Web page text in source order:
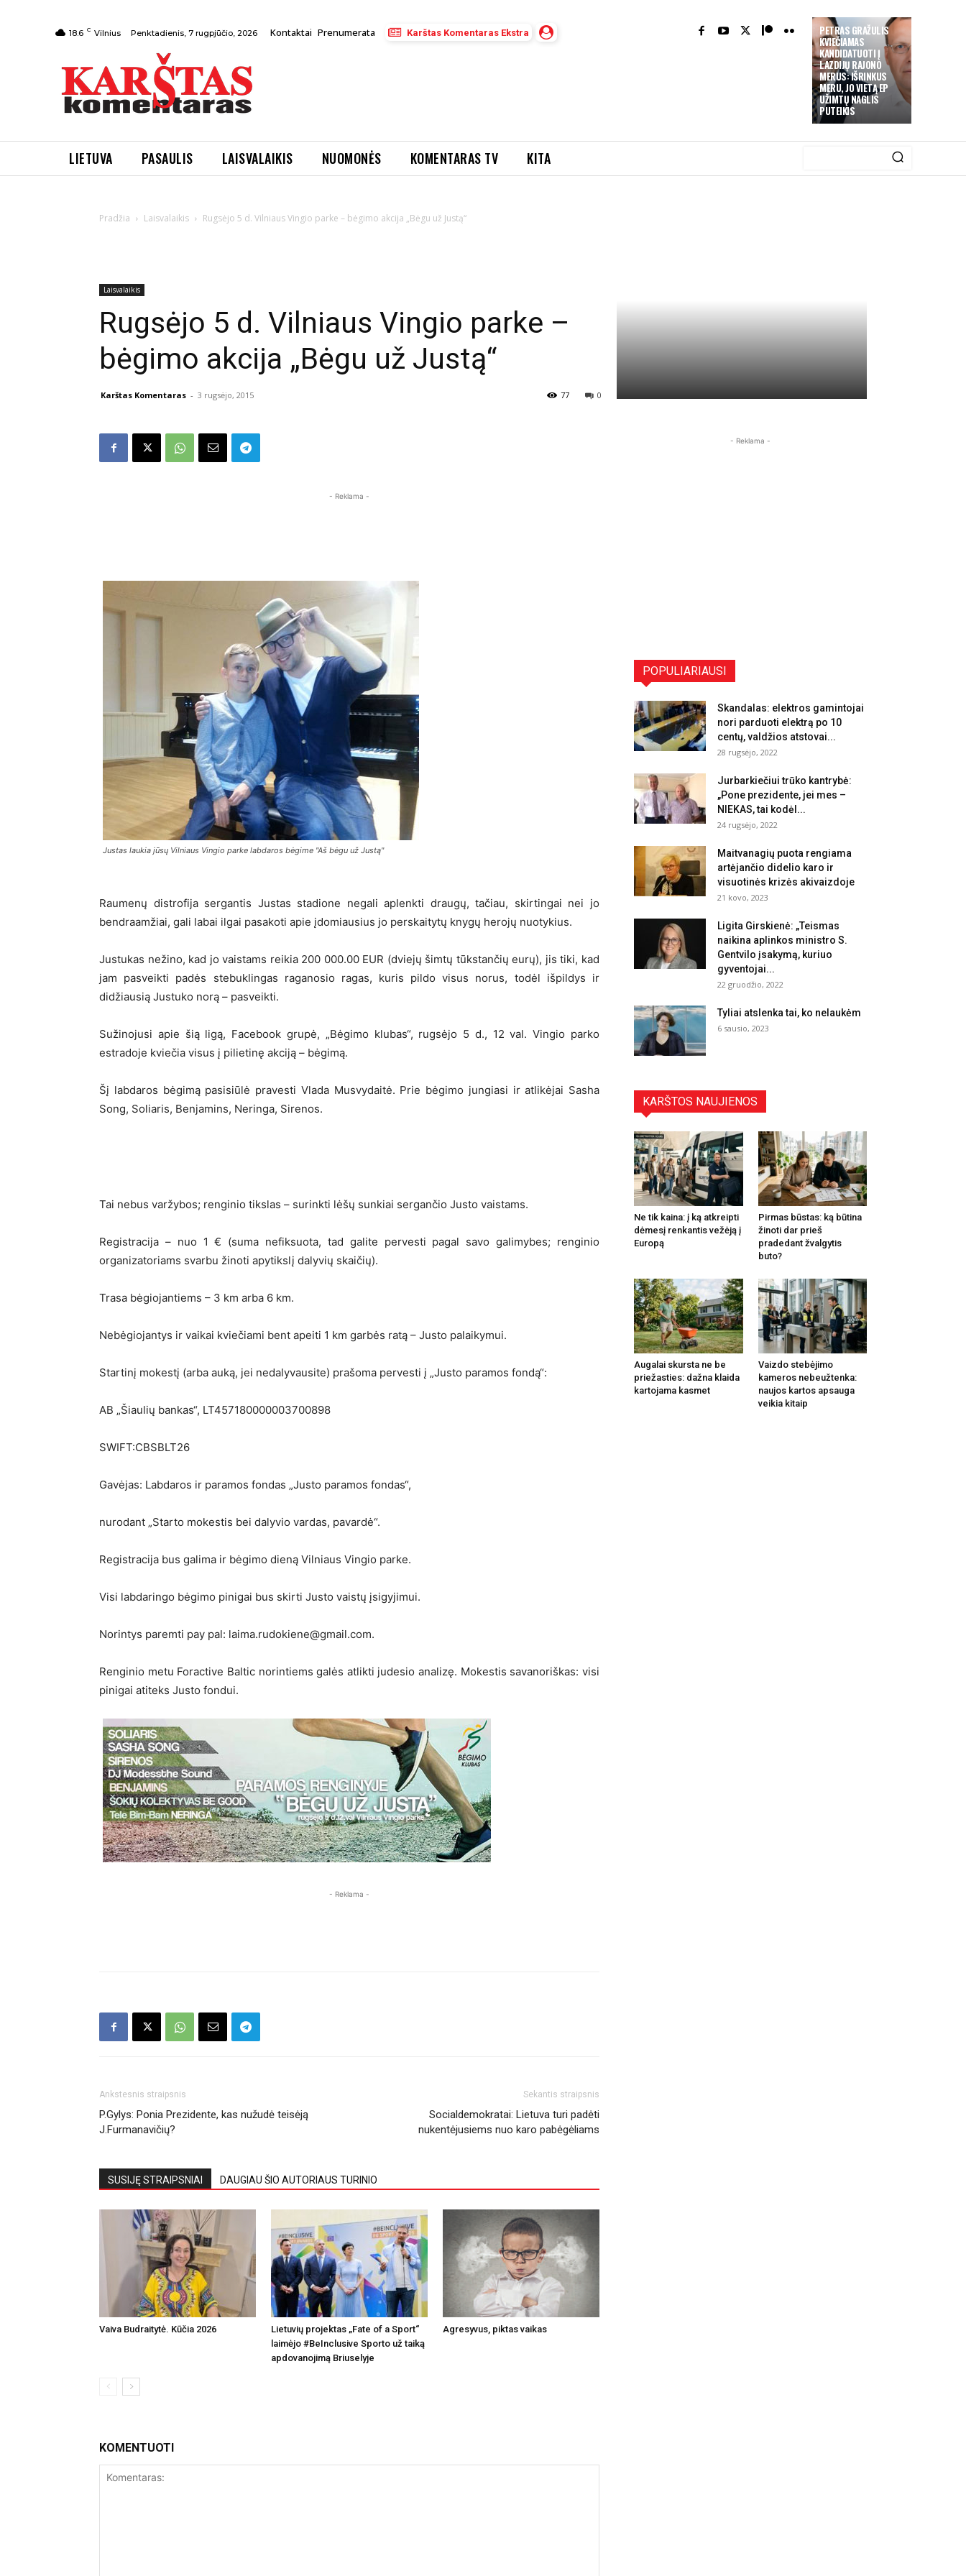
PETRAS GRAŽULIS
KVIEČIAMAS
KANDIDATUOTI Į
LAZDIJŲ RAJONO
MERUS: IŠRINKUS
MERU, JO VIETĄ EP
UŽIMTŲ NAGLIS
PUTEIKIS
18.6 C Vilnius Penktadienis, 7 rugpjūčio, 2026 Kontaktai Prenumerata Karštas Komentaras Ekstra
LIETUVA PASAULIS LAISVALAIKIS NUOMONĖS KOMENTARAS TV KITA
Pradžia Laisvalaikis Rugsėjo 5 d. Vilniaus Vingio parke – bėgimo akcija „Bėgu už Justą“
Laisvalaikis
Rugsėjo 5 d. Vilniaus Vingio parke –
bėgimo akcija „Bėgu už Justą“
Karštas Komentaras - 3 rugsėjo, 2015 0
77
- Reklama -
Justas laukia jūsų Vilniaus Vingio parke labdaros bėgime "Aš bėgu už Justą"
Raumenų distrofija sergantis Justas stadione negali aplenkti draugų, tačiau, skirtingai nei jo
bendraamžiai, gali labai ilgai pasakoti apie įdomiausius jo perskaitytų knygų herojų nuotykius.
Justukas nežino, kad jo vaistams reikia 200 000.00 EUR (dviejų šimtų tūkstančių eurų), jis tiki, kad
jam pasveikti padės stebuklingas raganosio ragas, kuris pildo visus norus, todėl išpildys ir
didžiausią Justuko norą – pasveikti.
Sužinojusi apie šią ligą, Facebook grupė, „Bėgimo klubas“, rugsėjo 5 d., 12 val. Vingio parko
estradoje kviečia visus į pilietinę akciją – bėgimą.
Šį labdaros bėgimą pasisiūlė pravesti Vlada Musvydaitė. Prie bėgimo jungiasi ir atlikėjai Sasha
Song, Soliaris, Benjamins, Neringa, Sirenos.
Tai nebus varžybos; renginio tikslas – surinkti lėšų sunkiai sergančio Justo vaistams.
Registracija – nuo 1 € (suma nefiksuota, tad galite pervesti pagal savo galimybes; renginio
organizatoriams svarbu žinoti apytikslį dalyvių skaičių).
Trasa bėgiojantiems – 3 km arba 6 km.
Nebėgiojantys ir vaikai kviečiami bent apeiti 1 km garbės ratą – Justo palaikymui.
Startinį mokestį (arba auką, jei nedalyvausite) prašoma pervesti į „Justo paramos fondą“:
AB „Šiaulių bankas“, LT457180000003700898
SWIFT:CBSBLT26
Gavėjas: Labdaros ir paramos fondas „Justo paramos fondas“,
nurodant „Starto mokestis bei dalyvio vardas, pavardė“.
Registracija bus galima ir bėgimo dieną Vilniaus Vingio parke.
Visi labdaringo bėgimo pinigai bus skirti Justo vaistų įsigyjimui.
Norintys paremti pay pal: laima.rudokiene@gmail.com.
Renginio metu Foractive Baltic norintiems galės atlikti judesio analizę. Mokestis savanoriškas: visi
pinigai atiteks Justo fondui.
- Reklama -
Ankstesnis straipsnis
P.Gylys: Ponia Prezidente, kas nužudė teisėją
J.Furmanavičių?
Sekantis straipsnis
Socialdemokratai: Lietuva turi padėti
nukentėjusiems nuo karo pabėgėliams
SUSIJĘ STRAIPSNIAI DAUGIAU ŠIO AUTORIAUS TURINIO
Vaiva Budraitytė. Kūčia 2026
Lietuvių projektas „Fate of a Sport“
laimėjo #BeInclusive Sporto už taiką
apdovanojimą Briuselyje
Agresyvus, piktas vaikas
KOMENTUOTI
- Reklama -
POPULIARIAUSI
Skandalas: elektros gamintojai
nori parduoti elektrą po 10
centų, valdžios atstovai...
28 rugsėjo, 2022
Jurbarkiečiui trūko kantrybė:
„Pone prezidente, jei mes –
NIEKAS, tai kodėl...
24 rugsėjo, 2022
Maitvanagių puota rengiama
artėjančio didelio karo ir
visuotinės krizės akivaizdoje
21 kovo, 2023
Ligita Girskienė: „Teismas
naikina aplinkos ministro S.
Gentvilo įsakymą, kuriuo
gyventojai...
22 gruodžio, 2022
Tyliai atslenka tai, ko nelaukėm
6 sausio, 2023
KARŠTOS NAUJIENOS
Ne tik kaina: į ką atkreipti
dėmesį renkantis vežėją į
Europą
Pirmas būstas: ką būtina
žinoti dar prieš
pradedant žvalgytis
buto?
Augalai skursta ne be
priežasties: dažna klaida
kartojama kasmet
Vaizdo stebėjimo
kameros nebeužtenka:
naujos kartos apsauga
veikia kitaip